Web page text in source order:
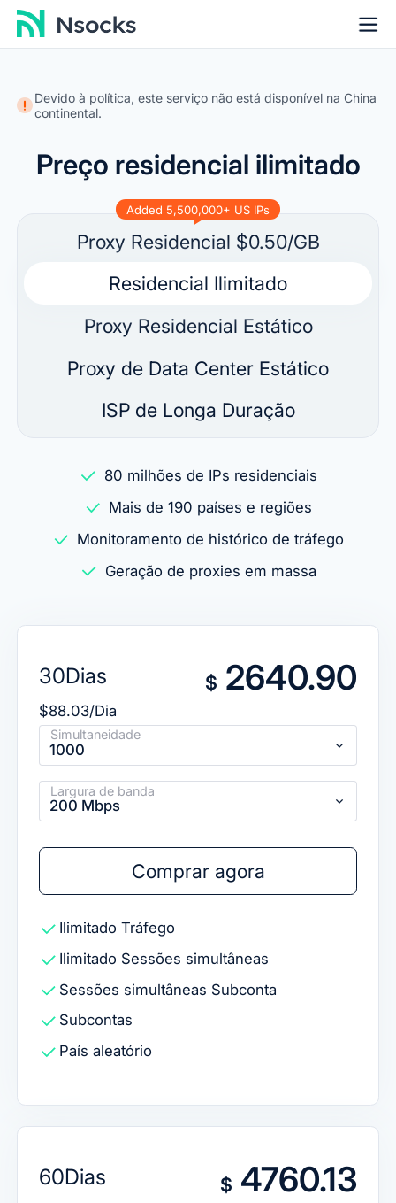
Devido à política, este serviço não está disponível na China
continental.
Preço residencial ilimitado
Added 5,500,000+ US IPs
Proxy Residencial $0.50/GB
Residencial Ilimitado
Proxy Residencial Estático
Proxy de Data Center Estático
ISP de Longa Duração
80 milhões de IPs residenciais
Mais de 190 países e regiões
Monitoramento de histórico de tráfego
Geração de proxies em massa
30Dias
$88.03/Dia
$ 2640.90
Simultaneidade
1000
Largura de banda
200 Mbps
Comprar agora
Ilimitado Tráfego
Ilimitado Sessões simultâneas
Sessões simultâneas Subconta
Subcontas
País aleatório
60Dias $ 4760.13